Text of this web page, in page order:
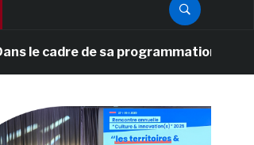
cadre de sa programmation